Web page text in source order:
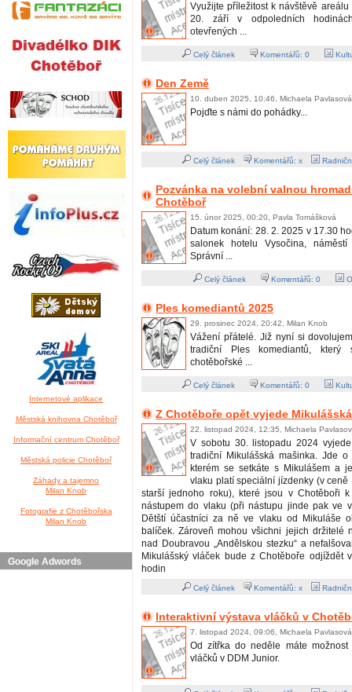
Internetové aplikace
Městská knihovna Chotěboř
Informační centrum Chotěboř
Městská policie Chotěboř
Záhady a tajemno
Milan Knob
Fotografie z Chotěbořska
Milan Knob
Google Adwords
Využijte příležitost k návštěvě
20. září v odpoledních
otevřených ...
Celý článek Komentářů: 0
Den Země
10. duben 2025, 10:46, Michaela Pavlasová
Pojďte s námi do pohádky...
Celý článek Komentářů: x
Pozvánka na volební valnou
Chotěboř
15. únor 2025, 00:20, Pavla Tomášková
Datum konání: 28. 2. 2025 v 17.30
salonek hotelu Vysočina, náměstí
Správní ...
Celý článek Komentářů: 0
Ples komediantů 2025
29. prosinec 2024, 20:42, Milan Knob
Vážení přátelé. Již nyní si
tradiční Ples komediantů, který
chotěbořské ...
Celý článek Komentářů: 0
Z Chotěboře opět vyjede
22. listopad 2024, 12:35, Michaela
V sobotu 30. listopadu 2024
tradiční Mikulášská mašinka. Jde
kterém se setkáte s Mikulášem a
vlaku platí speciální jízdenky (v ceně
starší jednoho roku), které jsou v Chotěboři
nástupem do vlaku (při nástupu jinde pak ve
Dětští účastníci za ně ve vlaku od Mikuláše
balíček. Zároveň mohou všichni jejich držitelé
nad Doubravou „Andělskou stezku“ a
Mikulášský vláček bude z Chotěboře odjíždět
hodin
Celý článek Komentářů: x
Interaktivní výstava vláčků v
7. listopad 2024, 09:06, Michaela Pavlasová
Od zítřka do neděle máte možnost
vláčků v DDM Junior.